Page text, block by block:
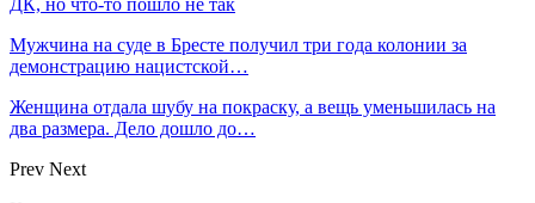
Мужчина на суде в Бресте получил три года колонии за
демонстрацию нацистской…
Женщина отдала шубу на покраску, а вещь уменьшилась на
два размера. Дело дошло до…
Prev Next